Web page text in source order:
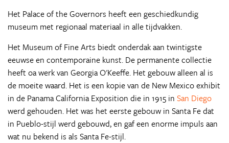
Het Palace of the Governors heeft een geschiedkundig
museum met regionaal materiaal in alle tijdvakken.
Het Museum of Fine Arts biedt onderdak aan twintigste
eeuwse en contemporaine kunst. De permanente collectie
heeft oa werk van Georgia O'Keeffe. Het gebouw alleen al is
de moeite waard. Het is een kopie van de New Mexico exhibit
in de Panama California Exposition die in 1915 in San Diego
werd gehouden. Het was het eerste gebouw in Santa Fe dat
in Pueblo-stijl werd gebouwd, en gaf een enorme impuls aan
wat nu bekend is als Santa Fe-stijl.